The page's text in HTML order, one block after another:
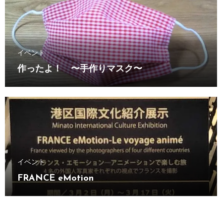
イベント
作ったよ！ 〜手作りマスク〜
イベント
FRANCE eMotion